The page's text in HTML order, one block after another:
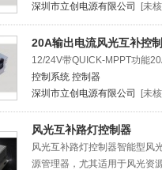
深圳市立创电源有限公司 [未
20A输出电流风光互补控
12/24V带QUICK-MPPT功能
控制系统 控制器
深圳市立创电源有限公司 [未
风光互补路灯控制器
风光互补路灯控制器智能型风
源管理器，尤其适用于风光资